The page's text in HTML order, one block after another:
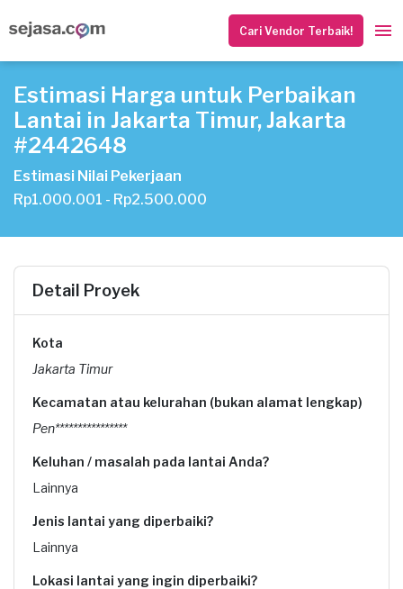
Cari Vendor Terbaik!
Estimasi Harga untuk Perbaikan
Lantai in Jakarta Timur, Jakarta
#2442648
Estimasi Nilai Pekerjaan
Rp1.000.001 - Rp2.500.000
Detail Proyek
Kota
Jakarta Timur
Kecamatan atau kelurahan (bukan alamat lengkap)
Pen****************
Keluhan / masalah pada lantai Anda?
Lainnya
Jenis lantai yang diperbaiki?
Lainnya
Lokasi lantai yang ingin diperbaiki?